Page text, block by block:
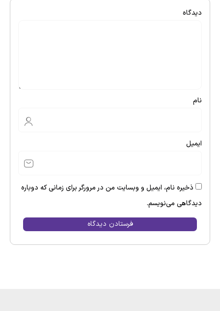
دیدگاه
نام
ایمیل
ذخیره نام، ایمیل و وبسایت من در مرورگر برای زمانی که دوباره
دیدگاهی می‌نویسم.